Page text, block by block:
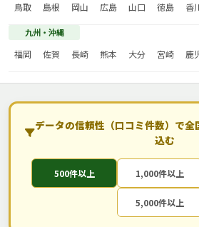
鳥取 島根 岡山 広島 山口 徳島 香
九州・沖縄
福岡 佐賀 長崎 熊本 大分 宮崎 鹿
データの信頼性（口コミ件数）で全
込む
500件以上 1,000件以上
5,000件以上